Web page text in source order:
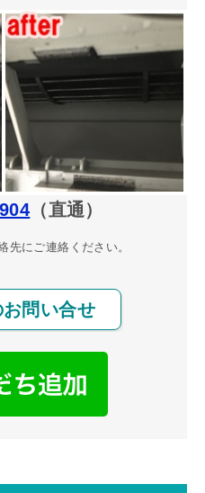
（直通）
先にご連絡ください。
問い合せ